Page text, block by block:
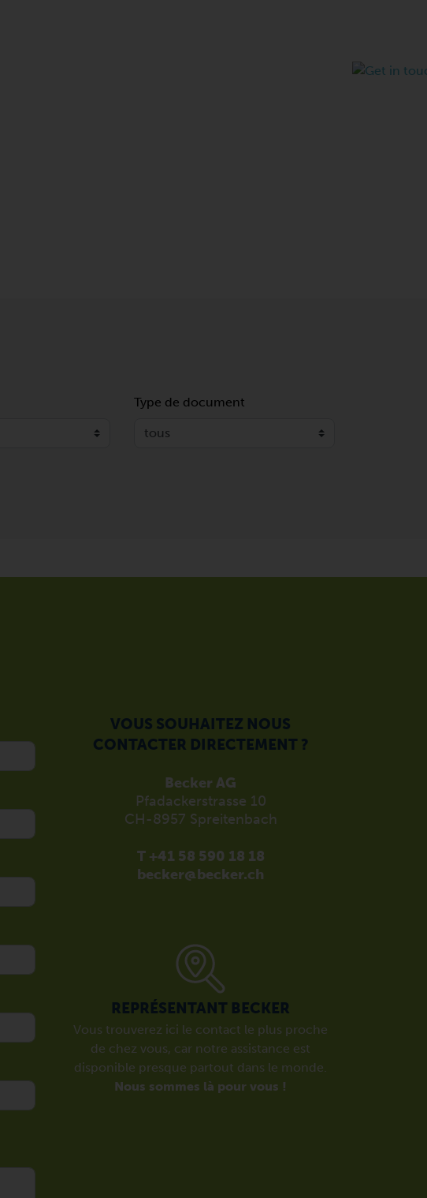
Type de document
VOUS SOUHAITEZ NOUS
CONTACTER DIRECTEMENT ?
Becker AG
Pfadackerstrasse 10
CH-8957 Spreitenbach
T +41 58 590 18 18
becker@becker.ch
REPRÉSENTANT BECKER
Vous trouverez ici le contact le plus proche
de chez vous, car notre assistance est
disponible presque partout dans le monde.
Nous sommes là pour vous !